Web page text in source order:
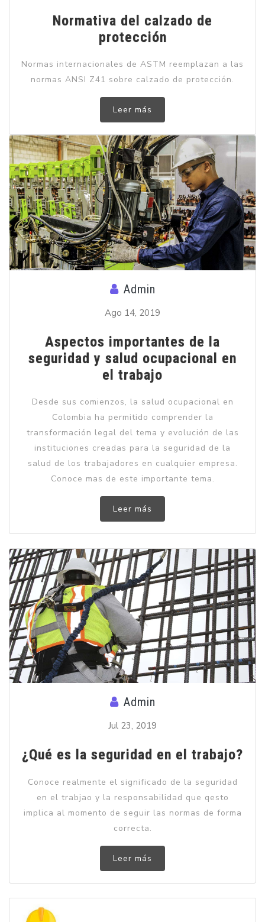
Normativa del calzado de
protección
Normas internacionales de ASTM reemplazan a las
normas ANSI Z41 sobre calzado de protección.
Leer más
Admin
Ago 14, 2019
Aspectos importantes de la
seguridad y salud ocupacional en
el trabajo
Desde sus comienzos, la salud ocupacional en
Colombia ha permitido comprender la
transformación legal del tema y evolución de las
instituciones creadas para la seguridad de la
salud de los trabajadores en cualquier empresa.
Conoce mas de este importante tema.
Leer más
Admin
Jul 23, 2019
¿Qué es la seguridad en el trabajo?
Conoce realmente el significado de la seguridad
en el trabjao y la responsabilidad que qesto
implica al momento de seguir las normas de forma
correcta.
Leer más